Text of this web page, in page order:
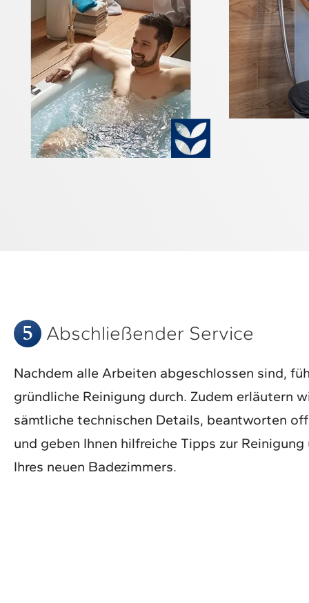
5 Abschließender Service
Nachdem alle Arbeiten abgeschlossen sind,
gründliche Reinigung durch. Zudem erläutern
sämtliche technischen Details, beantworten
und geben Ihnen hilfreiche Tipps zur
Ihres neuen Badezimmers.